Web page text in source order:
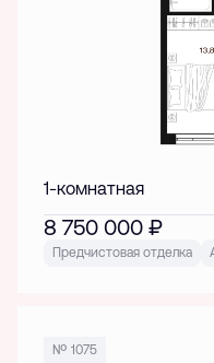
1-комнатная
8 750 000 ₽
Предчистовая отделка
№ 1075